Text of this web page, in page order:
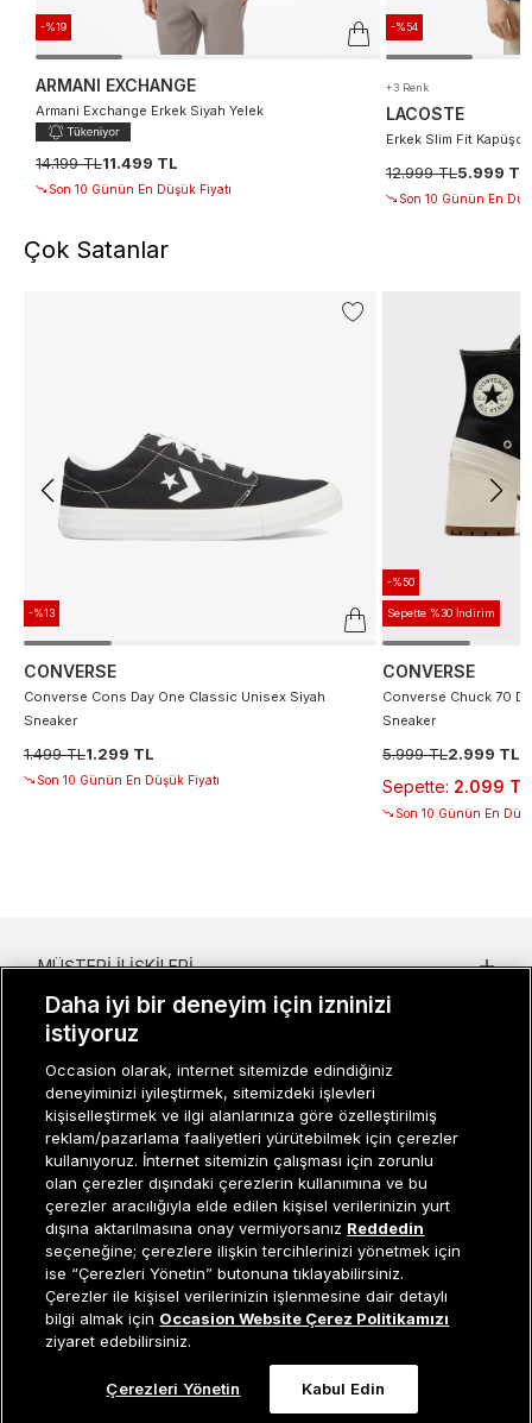
Sepete Ekle
-%19
ARMANI EXCHANGE
Armani Exchange Erkek Siyah Yelek
14.199 TL11.499 TL
Son 10 Günün En Düşük Fiyatı
-%54
+3 Renk
LACOSTE
Erkek Slim Fit
12.999 TL5.999 TL
Son 10 Günün En
Çok Satanlar
-%13
CONVERSE
Converse Cons Day One Classic Unisex Siyah
Sneaker
1.499 TL1.299 TL
Son 10 Günün En Düşük Fiyatı
-%50
Sepette %30 İndirim
CONVERSE
Converse Chuck 70
Sneaker
5.999 TL2.999 TL
Sepette: 2.099 TL
Son 10 Günün En
Müşteri İlişkileri0 850 800 01 20
MÜŞTERI İLIŞKILERI
KURUMSAL
KADIN KATEGORILER
GRUP MARKALAR
ERKEK KATEGORILER
Occasion bir EREN PERAKENDE markasıdır. © Eren Holding
Daha iyi bir deneyim için izninizi
istiyoruz
Occasion olarak, internet sitemizde edindiğiniz
deneyiminizi iyileştirmek, sitemizdeki işlevleri
kişiselleştirmek ve ilgi alanlarınıza göre özelleştirilmiş
reklam/pazarlama faaliyetleri yürütebilmek için çerezler
kullanıyoruz. İnternet sitemizin çalışması için zorunlu
olan çerezler dışındaki çerezlerin kullanımına ve bu
çerezler aracılığıyla elde edilen kişisel verilerinizin yurt
dışına aktarılmasına onay vermiyorsanız Reddedin
seçeneğine; çerezlere ilişkin tercihlerinizi yönetmek için
ise “Çerezleri Yönetin” butonuna tıklayabilirsiniz.
Çerezler ile kişisel verilerinizin işlenmesine dair detaylı
bilgi almak için Occasion Website Çerez Politikamızı
ziyaret edebilirsiniz.
Çerezleri Yönetin Kabul Edin